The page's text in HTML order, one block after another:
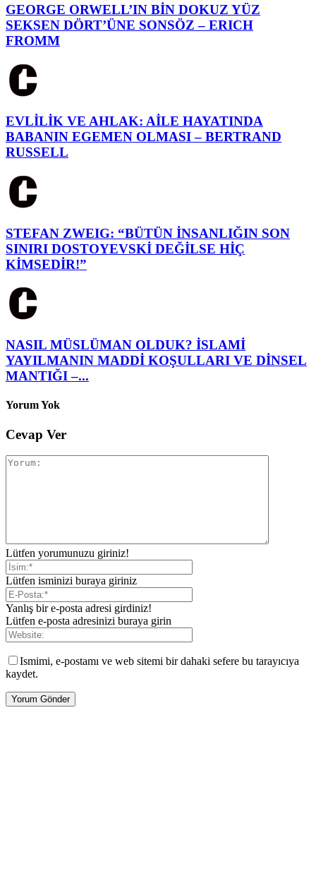
GEORGE ORWELL’IN BİN DOKUZ YÜZ
SEKSEN DÖRT’ÜNE SONSÖZ – ERICH
FROMM
EVLİLİK VE AHLAK: AİLE HAYATINDA
BABANIN EGEMEN OLMASI – BERTRAND
RUSSELL
STEFAN ZWEIG: “BÜTÜN İNSANLIĞIN SON
SINIRI DOSTOYEVSKİ DEĞİLSE HİÇ
KİMSEDİR!”
NASIL MÜSLÜMAN OLDUK? İSLAMİ
YAYILMANIN MADDİ KOŞULLARI VE DİNSEL
MANTIĞI –...
Yorum Yok
Cevap Ver
Lütfen yorumunuzu giriniz!
Lütfen isminizi buraya giriniz
Yanlış bir e-posta adresi girdiniz!
Lütfen e-posta adresinizi buraya girin
Ismimi, e-postamı ve web sitemi bir dahaki sefere bu tarayıcıya
kaydet.